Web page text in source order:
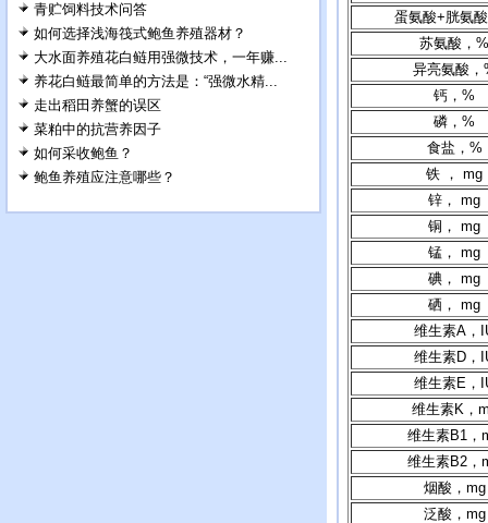
青贮饲料技术问答
如何选择浅海筏式鲍鱼养殖器材？
大水面养殖花白鲢用强微技术，一年赚...
养花白鲢最简单的方法是：“强微水精...
走出稻田养蟹的误区
菜粕中的抗营养因子
如何采收鲍鱼？
鲍鱼养殖应注意哪些？
蛋氨酸+胱氨
苏氨酸，%
异亮氨酸，
钙，%
磷，%
食盐，%
铁 ， mg
锌， mg
铜， mg
锰， mg
碘， mg
硒， mg
维生素A，
维生素D，
维生素E，
维生素K，
维生素B1，
维生素B2，
烟酸，mg
泛酸，mg